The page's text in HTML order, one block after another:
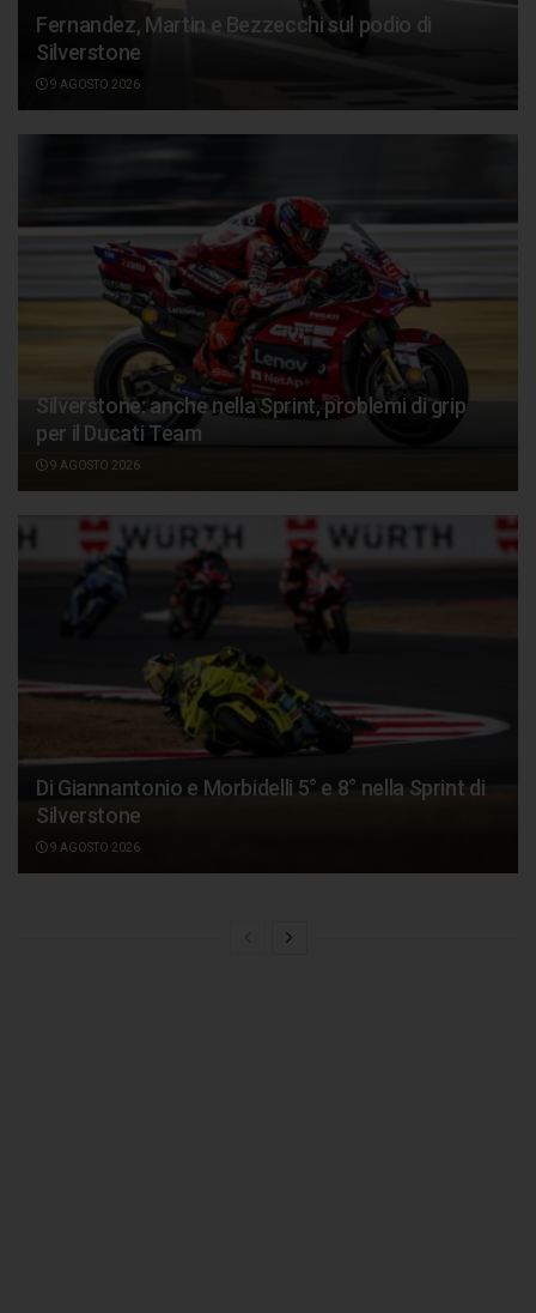
Fernandez, Martin e Bezzecchi sul podio di
Silverstone
9 AGOSTO 2026
Silverstone: anche nella Sprint, problemi di grip
per il Ducati Team
9 AGOSTO 2026
Di Giannantonio e Morbidelli 5° e 8° nella Sprint di
Silverstone
9 AGOSTO 2026